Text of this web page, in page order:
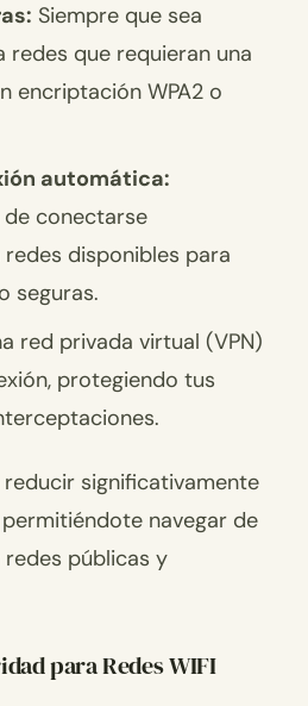
Siempre que sea
redes que requieran una
encriptación WPA2 o
automática:
conectarse
disponibles para
seguras.
red privada virtual (VPN)
protegiendo tus
significativamente
navegar de
redes públicas y
para Redes WIFI